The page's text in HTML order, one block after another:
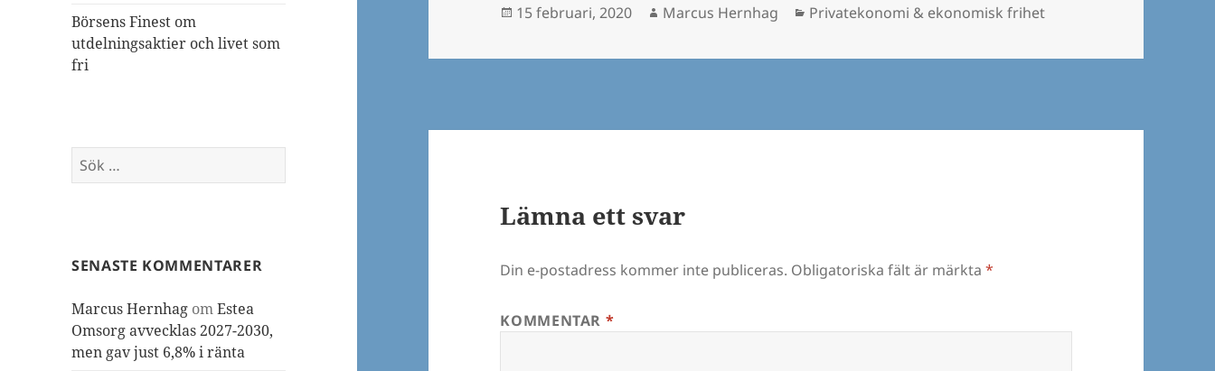
Börsens Finest om
utdelningsaktier och livet som
fri
Sök
efter:
SENASTE KOMMENTARER
Marcus Hernhag omEstea
Omsorg avvecklas 2027-2030,
men gav just 6,8% i ränta
Postat
15 februari, 2020 Författare
Marcus Hernhag Kategorier
Privatekonomi & ekonomisk frihet
Lämna ett svar
Din e-postadress kommer inte publiceras. Obligatoriska fält är märkta*
KOMMENTAR *